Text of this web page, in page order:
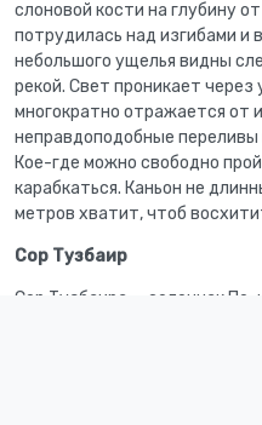
слоновой кости на глубину
потрудилась над изгибами и
небольшого ущелья видны
рекой. Свет проникает
многократно отражается от
неправдоподобные переливы
Кое-где можно свободно
карабкаться. Каньон не
метров хватит, чтоб
Сор Тузбаир
Сор Тузбаира — солончак По-